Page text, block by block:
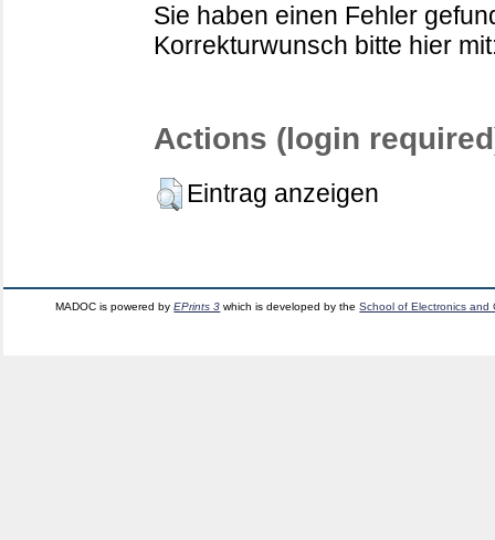
Sie haben einen Fehler
Korrekturwunsch bitte hier
Actions (login
Eintrag anzeigen
MADOC is powered byEPrints 3 which is developed by theSchool of Electronics and